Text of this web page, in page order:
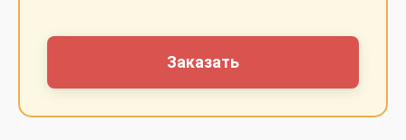
Заказать